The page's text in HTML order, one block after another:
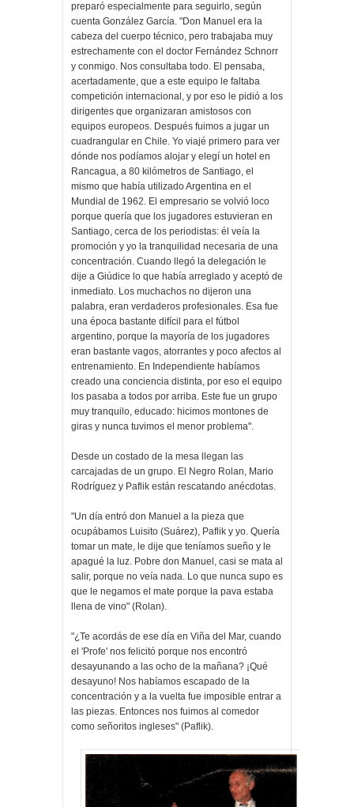
preparó especialmente para seguirlo, según
cuenta González García. "Don Manuel era la
cabeza del cuerpo técnico, pero trabajaba muy
estrechamente con el doctor Fernández Schnorr
y conmigo. Nos consultaba todo. El pensaba,
acertadamente, que a este equipo le faltaba
competición internacional, y por eso le pidió a los
dirigentes que organizaran amistosos con
equipos europeos. Después fuimos a jugar un
cuadrangular en Chile. Yo viajé primero para ver
dónde nos podíamos alojar y elegí un hotel en
Rancagua, a 80 kilómetros de Santiago, el
mismo que había utilizado Argentina en el
Mundial de 1962. El empresario se volvió loco
porque quería que los jugadores estuvieran en
Santiago, cerca de los periodistas: él veía la
promoción y yo la tranquilidad necesaria de una
concentración. Cuando llegó la delegación le
dije a Giúdice lo que había arreglado y aceptó de
inmediato. Los muchachos no dijeron una
palabra, eran verdaderos profesionales. Esa fue
una época bastante difícil para el fútbol
argentino, porque la mayoría de los jugadores
eran bastante vagos, atorrantes y poco afectos al
entrenamiento. En Independiente habíamos
creado una conciencia distinta, por eso el equipo
los pasaba a todos por arriba. Este fue un grupo
muy tranquilo, educado: hicimos montones de
giras y nunca tuvimos el menor problema".
Desde un costado de la mesa llegan las
carcajadas de un grupo. El Negro Rolan, Mario
Rodríguez y Paflik están rescatando anécdotas.
"Un día entró don Manuel a la pieza que
ocupábamos Luisito (Suárez), Paflik y yo. Quería
tomar un mate, le dije que teníamos sueño y le
apagué la luz. Pobre don Manuel, casi se mata al
salir, porque no veía nada. Lo que nunca supo es
que le negamos el mate porque la pava estaba
llena de vino" (Rolan).
"¿Te acordás de ese día en Viña del Mar, cuando
el 'Profe' nos felicitó porque nos encontró
desayunando a las ocho de la mañana? ¡Qué
desayuno! Nos habíamos escapado de la
concentración y a la vuelta fue imposible entrar a
las piezas. Entonces nos fuimos al comedor
como señoritos ingleses" (Paflik).